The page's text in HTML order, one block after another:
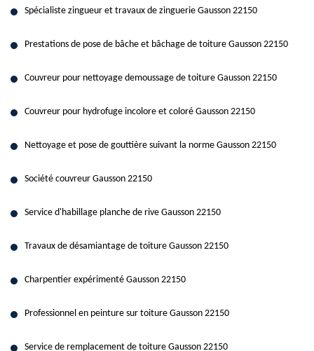
Spécialiste zingueur et travaux de zinguerie Gausson 22150
Prestations de pose de bâche et bâchage de toiture Gausson 22150
Couvreur pour nettoyage demoussage de toiture Gausson 22150
Couvreur pour hydrofuge incolore et coloré Gausson 22150
Nettoyage et pose de gouttière suivant la norme Gausson 22150
Société couvreur Gausson 22150
Service d'habillage planche de rive Gausson 22150
Travaux de désamiantage de toiture Gausson 22150
Charpentier expérimenté Gausson 22150
Professionnel en peinture sur toiture Gausson 22150
Service de remplacement de toiture Gausson 22150